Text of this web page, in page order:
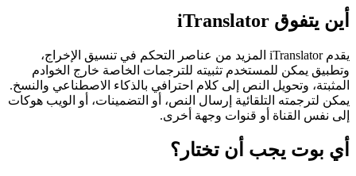
أين يتفوق iTranslator
يقدم iTranslator المزيد من عناصر التحكم في تنسيق الإخراج،
وتطبيق يمكن للمستخدم تثبيته للترجمات الخاصة خارج الخوادم
المثبتة، وتحويل النص إلى كلام احترافي بالذكاء الاصطناعي والنسخ.
يمكن لترجمته التلقائية إرسال النص، أو التضمينات، أو الويب هوكات
إلى نفس القناة أو قنوات وجهة أخرى.
أي بوت يجب أن تختار؟